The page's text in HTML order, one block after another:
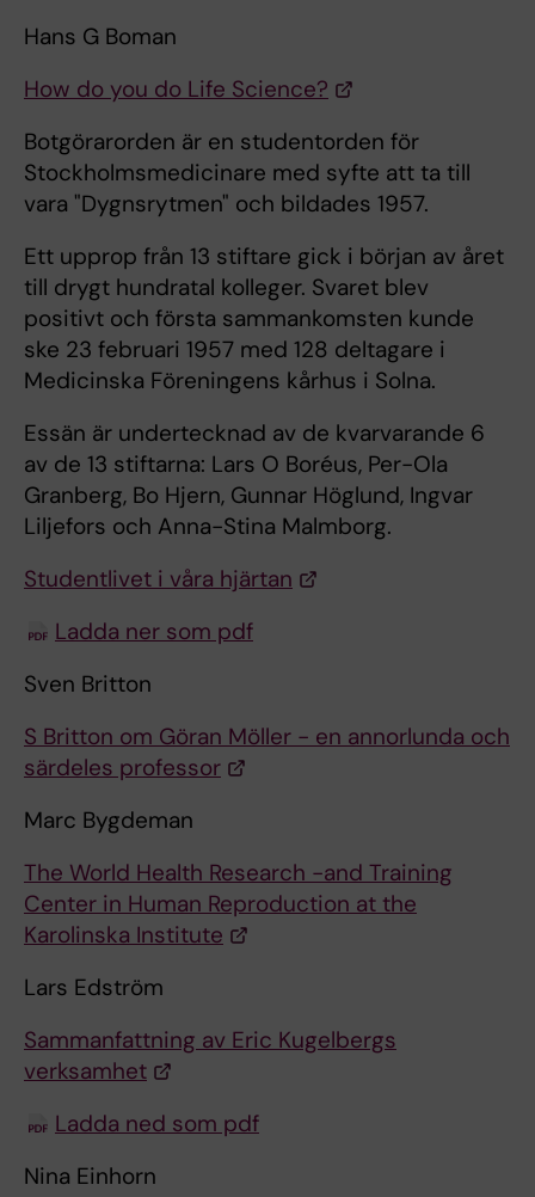
Hans G Boman
How do you do Life Science?
Botgörarorden är en studentorden för
Stockholmsmedicinare med syfte att ta till
vara "Dygnsrytmen" och bildades 1957.
Ett upprop från 13 stiftare gick i början av året
till drygt hundratal kolleger. Svaret blev
positivt och första sammankomsten kunde
ske 23 februari 1957 med 128 deltagare i
Medicinska Föreningens kårhus i Solna.
Essän är undertecknad av de kvarvarande 6
av de 13 stiftarna: Lars O Boréus, Per-Ola
Granberg, Bo Hjern, Gunnar Höglund, Ingvar
Liljefors och Anna-Stina Malmborg.
Studentlivet i våra hjärtan
Ladda ner som pdf
Sven Britton
S Britton om Göran Möller - en annorlunda och
särdeles professor
Marc Bygdeman
The World Health Research -and Training
Center in Human Reproduction at the
Karolinska Institute
Lars Edström
Sammanfattning av Eric Kugelbergs
verksamhet
Ladda ned som pdf
Nina Einhorn